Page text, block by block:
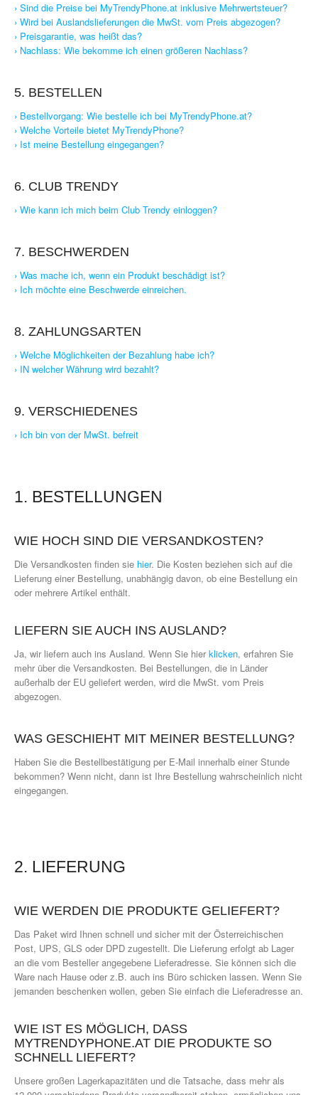
› Sind die Preise bei MyTrendyPhone.at inklusive Mehrwertsteuer?
› Wird bei Auslandslieferungen die MwSt. vom Preis abgezogen?
› Preisgarantie, was heißt das?
› Nachlass: Wie bekomme ich einen größeren Nachlass?
5. BESTELLEN
› Bestellvorgang: Wie bestelle ich bei MyTrendyPhone.at?
› Welche Vorteile bietet MyTrendyPhone?
› Ist meine Bestellung eingegangen?
6. CLUB TRENDY
› Wie kann ich mich beim Club Trendy einloggen?
7. BESCHWERDEN
› Was mache ich, wenn ein Produkt beschädigt ist?
› Ich möchte eine Beschwerde einreichen.
8. ZAHLUNGSARTEN
› Welche Möglichkeiten der Bezahlung habe ich?
› IN welcher Währung wird bezahlt?
9. VERSCHIEDENES
› Ich bin von der MwSt. befreit
1. BESTELLUNGEN
WIE HOCH SIND DIE VERSANDKOSTEN?
Die Versandkosten finden sie hier. Die Kosten beziehen sich auf die
Lieferung einer Bestellung, unabhängig davon, ob eine Bestellung ein
oder mehrere Artikel enthält.
LIEFERN SIE AUCH INS AUSLAND?
Ja, wir liefern auch ins Ausland. Wenn Sie hier klicken, erfahren Sie
mehr über die Versandkosten. Bei Bestellungen, die in Länder
außerhalb der EU geliefert werden, wird die MwSt. vom Preis
abgezogen.
WAS GESCHIEHT MIT MEINER BESTELLUNG?
Haben Sie die Bestellbestätigung per E-Mail innerhalb einer Stunde
bekommen? Wenn nicht, dann ist Ihre Bestellung wahrscheinlich nicht
eingegangen.
2. LIEFERUNG
WIE WERDEN DIE PRODUKTE GELIEFERT?
Das Paket wird Ihnen schnell und sicher mit der Österreichischen
Post, UPS, GLS oder DPD zugestellt. Die Lieferung erfolgt ab Lager
an die vom Besteller angegebene Lieferadresse. Sie können sich die
Ware nach Hause oder z.B. auch ins Büro schicken lassen. Wenn Sie
jemanden beschenken wollen, geben Sie einfach die Lieferadresse an.
WIE IST ES MÖGLICH, DASS
MYTRENDYPHONE.AT DIE PRODUKTE SO
SCHNELL LIEFERT?
Unsere großen Lagerkapazitäten und die Tatsache, dass mehr als